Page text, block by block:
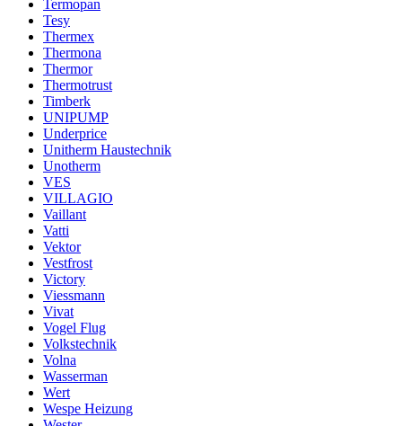
Termopan
Tesy
Thermex
Thermona
Thermor
Thermotrust
Timberk
UNIPUMP
Underprice
Unitherm Haustechnik
Unotherm
VES
VILLAGIO
Vaillant
Vatti
Vektor
Vestfrost
Victory
Viessmann
Vivat
Vogel Flug
Volkstechnik
Volna
Wasserman
Wert
Wespe Heizung